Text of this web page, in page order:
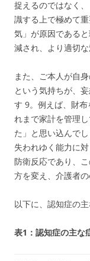
捉えるのではなく
識する上で極めて
気」が原因である
減され、より適切な
また、ご本人が自
という気持ちが、
す 9。例えば、財
れまで家計を管理
た」と思い込んで
失われゆく能力に
防衛反応であり、
方を変え、介護者
以下に、認知症の
表1：認知症の主な